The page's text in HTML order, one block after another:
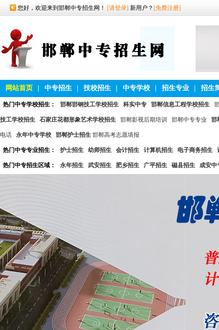
您好，欢迎来到邯郸中专招生网！ [请登录] 新用户？ [免费注册]
网站首页 中专招生 技校招生 中专学校 招生专业 招生
热门中专学校招生： 邯郸邯钢技工学校招生 科实中专 邯郸信息工程学校招生
技工学校招生 石家庄花都形象艺术学校招生 邯郸影视后期培训 邯郸中专专业 邯
电话 永年中专学校 邯郸护士招生 邯郸高考志愿填报
热门中专专业招生： 护士招生 幼师招生 会计招生 计算机招生 电子商务招生
热门中专招生区域： 永年招生 武安招生 肥乡招生 广平招生 磁县招生 成安中